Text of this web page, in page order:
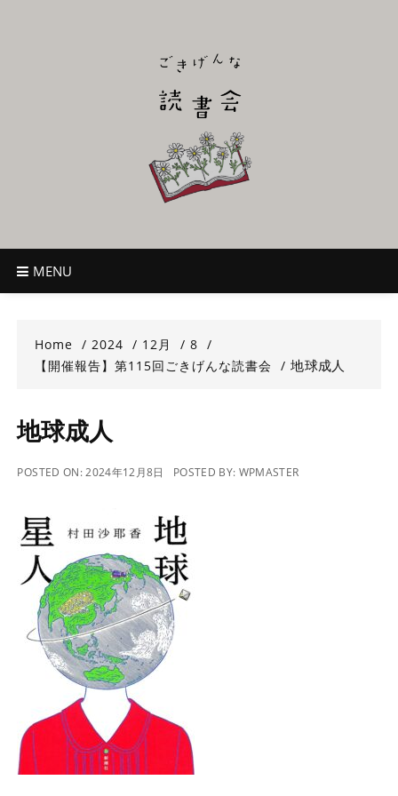
ごきげんな読
~児童書好き主催者によるオールジャンルOK！のんびり読書会~
MENU
Home 2024 12月
8
【開催報告】第115回ごきげんな読書会
地球成人
地球成人
POSTED ON:2024年12月8日 POSTED BY: WPMASTER